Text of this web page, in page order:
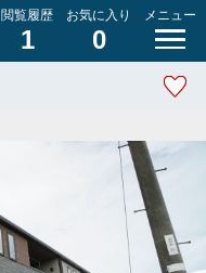
閲覧履歴
1
お気に入り
0
メニュー